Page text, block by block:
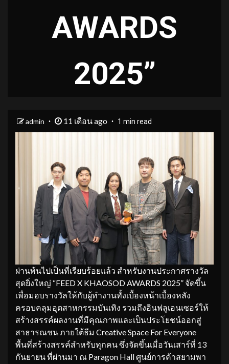
AWARDS
2025”
admin 11 เดือน ago 1 min read
ผ่านพ้นไปเป็นที่เรียบร้อยแล้ว สำหรับงานประกาศรางวัล
สุดยิ่งใหญ่ “FEED X KHAOSOD AWARDS 2025” จัดขึ้น
เพื่อมอบรางวัลให้กับผู้ทำงานทั้งเบื้องหน้าเบื้องหลัง
ครอบคลุมอุตสาหกรรมบันเทิง รวมถึงอินฟลูเอนเซอร์ให้
สร้างสรรค์ผลงานที่มีคุณภาพและเป็นประโยชน์ออกสู่
สาธารณชน ภายใต้ธีม Creative Space For Everyone
พื้นที่สร้างสรรค์สำหรับทุกคน ซึ่งจัดขึ้นเมื่อวันเสาร์ที่ 13
กันยายน ที่ผ่านมา ณ Paragon Hall ศูนย์การค้าสยามพา